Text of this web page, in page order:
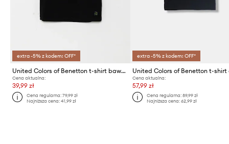
extra -5% z kodem: OFF*
United Colors of Benetton t-shirt bawełniany dziecięcy
Cena aktualna:
39,99 zł
Cena regularna:79,99 zł
Najniższa cena:41,99 zł
extra -5% z kodem: OFF*
Cena aktualna:
57,99 zł
Cena regularna: 89,99 zł
Najniższa cena: 62,99 zł